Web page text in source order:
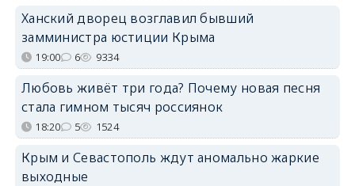
Ханский дворец возглавил бывший
замминистра юстиции Крыма
19:00 6 9334
Любовь живёт три года? Почему новая песня
стала гимном тысяч россиянок
18:20 5 1524
Крым и Севастополь ждут аномально жаркие
выходные